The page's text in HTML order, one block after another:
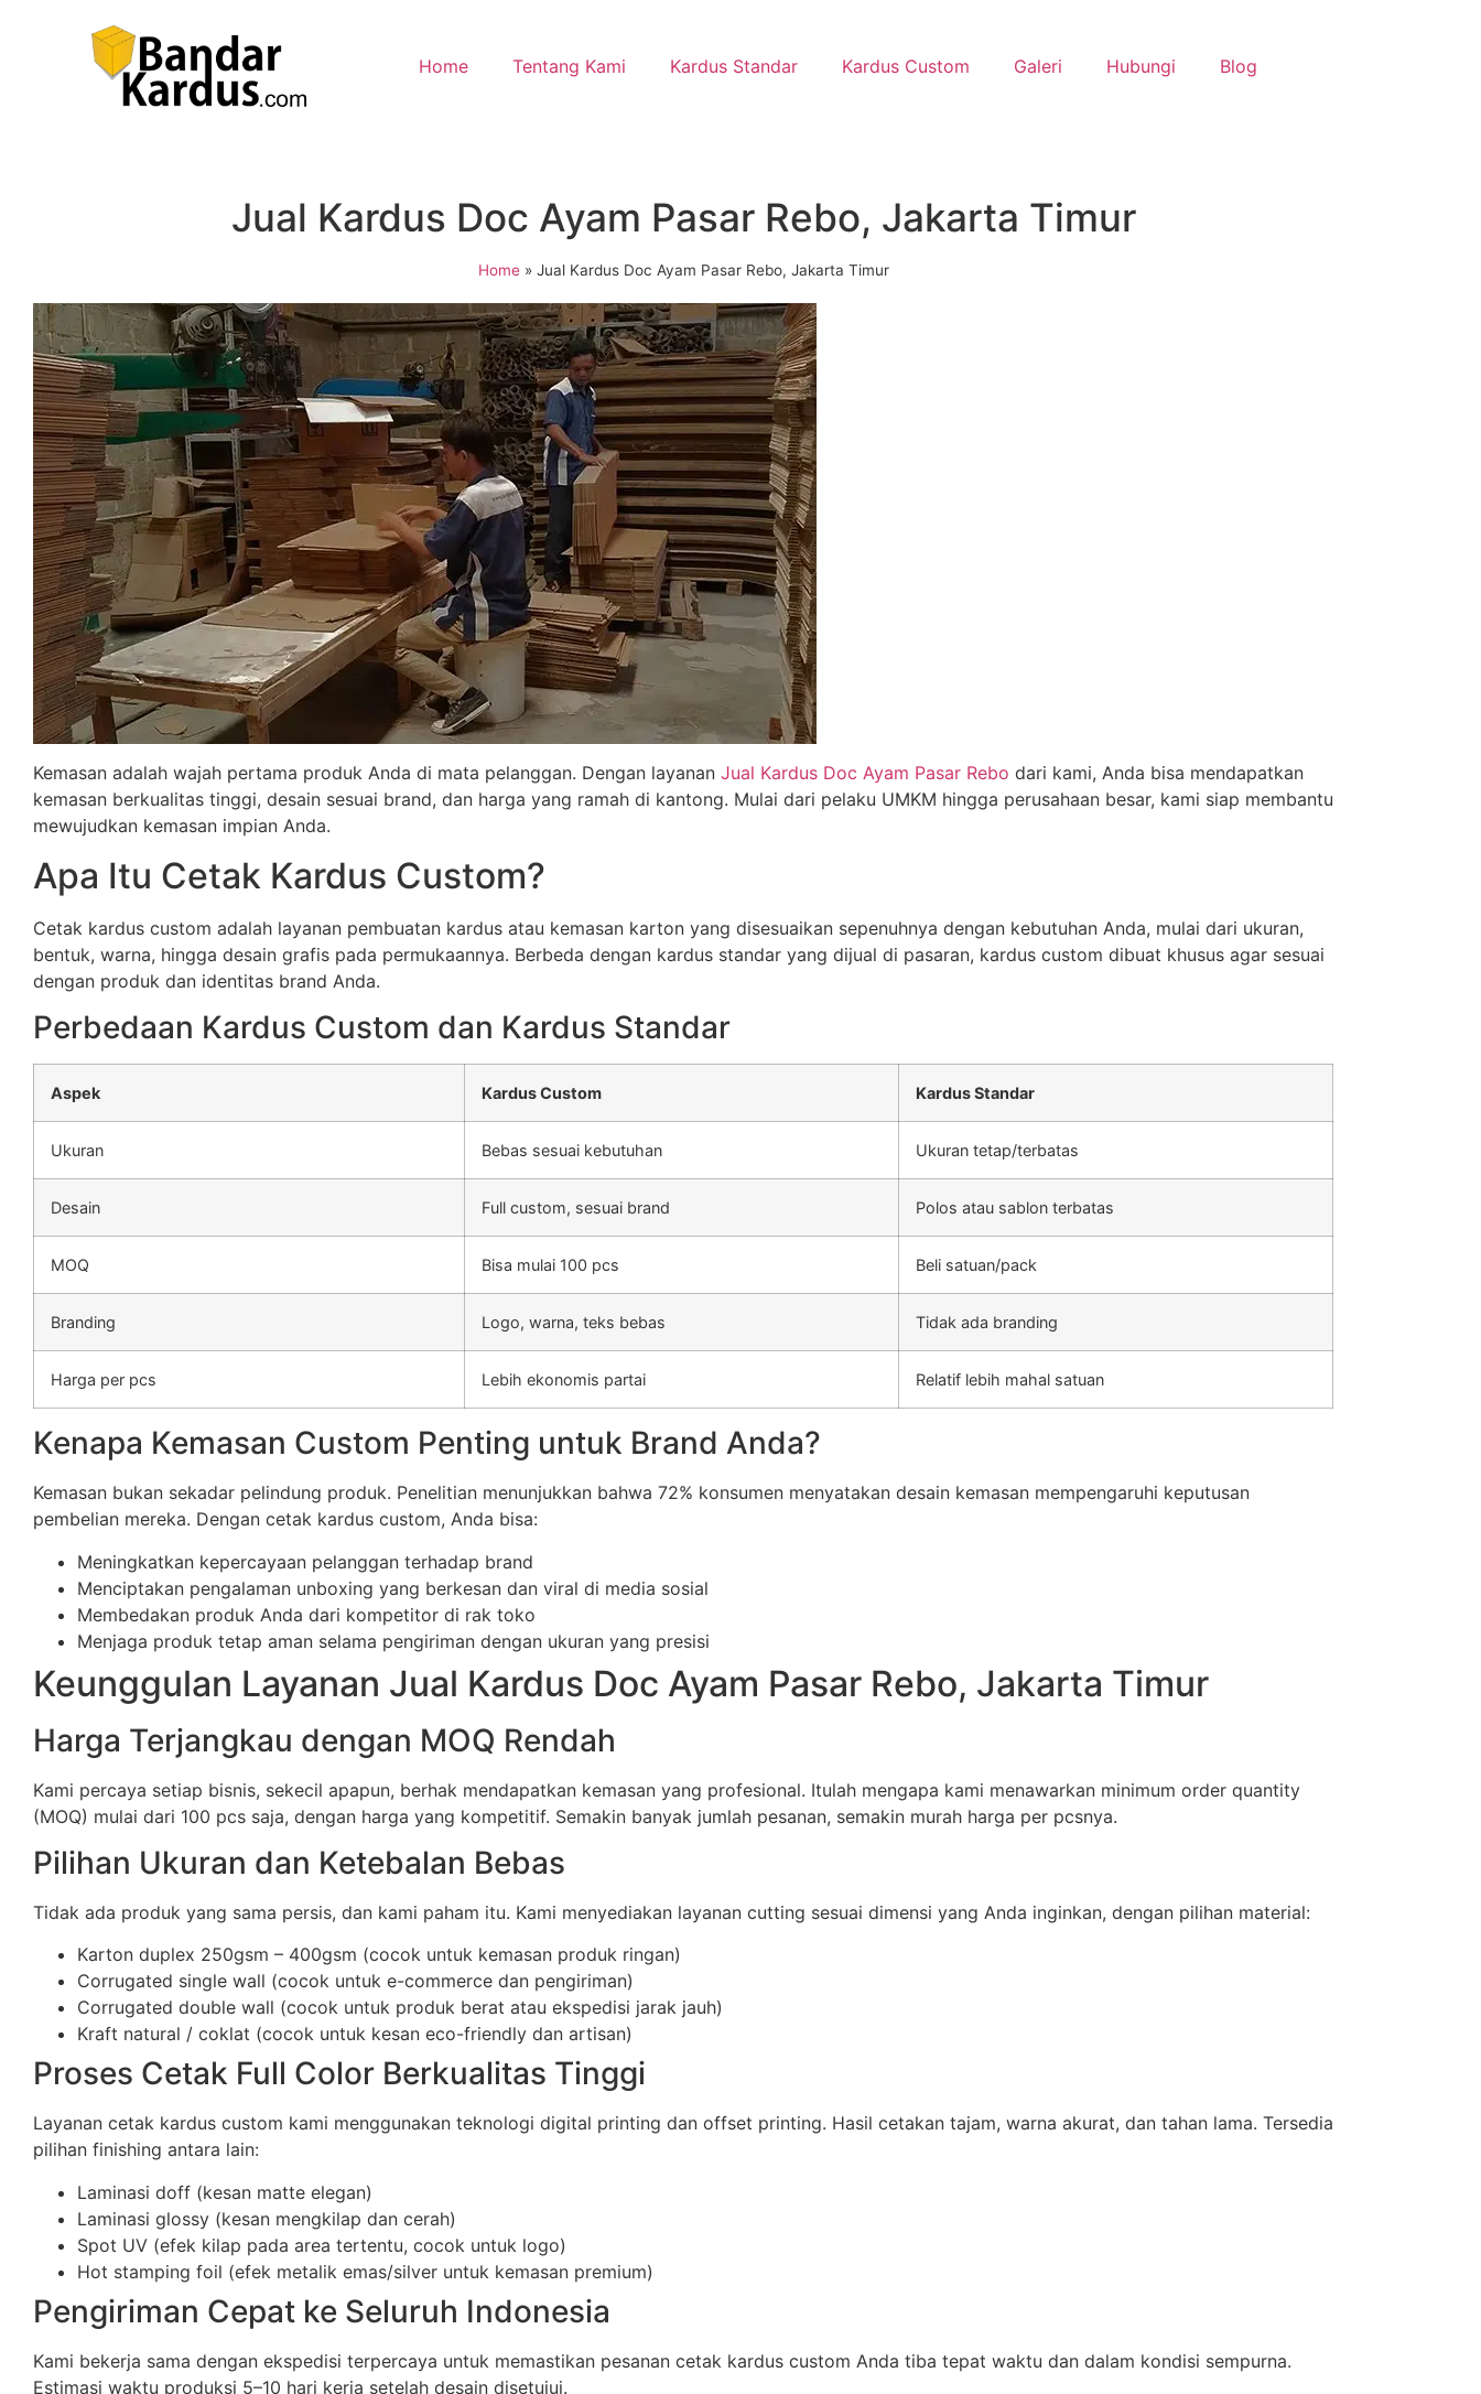
Home Tentang Kami Kardus Standar Kardus Custom Galeri Hubungi Blog
Jual Kardus Doc Ayam Pasar Rebo, Jakarta Timur
Home» Jual Kardus Doc Ayam Pasar Rebo, Jakarta Timur
Kemasan adalah wajah pertama produk Anda di mata pelanggan. Dengan layanan Jual Kardus Doc Ayam Pasar Rebo dari kami, Anda bisa mendapatkan
kemasan berkualitas tinggi, desain sesuai brand, dan harga yang ramah di kantong. Mulai dari pelaku UMKM hingga perusahaan besar, kami siap membantu
mewujudkan kemasan impian Anda.
Apa Itu Cetak Kardus Custom?
Cetak kardus custom adalah layanan pembuatan kardus atau kemasan karton yang disesuaikan sepenuhnya dengan kebutuhan Anda, mulai dari ukuran,
bentuk, warna, hingga desain grafis pada permukaannya. Berbeda dengan kardus standar yang dijual di pasaran, kardus custom dibuat khusus agar sesuai
dengan produk dan identitas brand Anda.
Perbedaan Kardus Custom dan Kardus Standar
Aspek Kardus Custom Kardus Standar
Ukuran Bebas sesuai kebutuhan Ukuran tetap/terbatas
Desain Full custom, sesuai brand Polos atau sablon terbatas
MOQ Bisa mulai 100 pcs Beli satuan/pack
Branding Logo, warna, teks bebas Tidak ada branding
Harga per pcs Lebih ekonomis partai Relatif lebih mahal satuan
Kenapa Kemasan Custom Penting untuk Brand Anda?
Kemasan bukan sekadar pelindung produk. Penelitian menunjukkan bahwa 72% konsumen menyatakan desain kemasan mempengaruhi keputusan
pembelian mereka. Dengan cetak kardus custom, Anda bisa:
Meningkatkan kepercayaan pelanggan terhadap brand
Menciptakan pengalaman unboxing yang berkesan dan viral di media sosial
Membedakan produk Anda dari kompetitor di rak toko
Menjaga produk tetap aman selama pengiriman dengan ukuran yang presisi
Keunggulan Layanan Jual Kardus Doc Ayam Pasar Rebo, Jakarta Timur
Harga Terjangkau dengan MOQ Rendah
Kami percaya setiap bisnis, sekecil apapun, berhak mendapatkan kemasan yang profesional. Itulah mengapa kami menawarkan minimum order quantity
(MOQ) mulai dari 100 pcs saja, dengan harga yang kompetitif. Semakin banyak jumlah pesanan, semakin murah harga per pcsnya.
Pilihan Ukuran dan Ketebalan Bebas
Tidak ada produk yang sama persis, dan kami paham itu. Kami menyediakan layanan cutting sesuai dimensi yang Anda inginkan, dengan pilihan material:
Karton duplex 250gsm – 400gsm (cocok untuk kemasan produk ringan)
Corrugated single wall (cocok untuk e-commerce dan pengiriman)
Corrugated double wall (cocok untuk produk berat atau ekspedisi jarak jauh)
Kraft natural / coklat (cocok untuk kesan eco-friendly dan artisan)
Proses Cetak Full Color Berkualitas Tinggi
Layanan cetak kardus custom kami menggunakan teknologi digital printing dan offset printing. Hasil cetakan tajam, warna akurat, dan tahan lama. Tersedia
pilihan finishing antara lain:
Laminasi doff (kesan matte elegan)
Laminasi glossy (kesan mengkilap dan cerah)
Spot UV (efek kilap pada area tertentu, cocok untuk logo)
Hot stamping foil (efek metalik emas/silver untuk kemasan premium)
Pengiriman Cepat ke Seluruh Indonesia
Kami bekerja sama dengan ekspedisi terpercaya untuk memastikan pesanan cetak kardus custom Anda tiba tepat waktu dan dalam kondisi sempurna.
Estimasi waktu produksi 5–10 hari kerja setelah desain disetujui.